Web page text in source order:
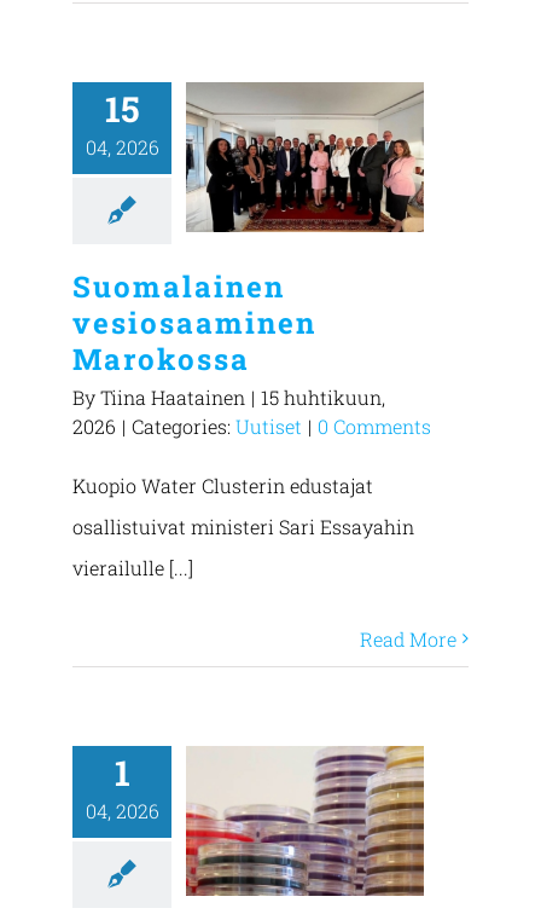
15
04, 2026
Suomalainen
vesiosaaminen
Marokossa
ByTiina Haatainen | 15 huhtikuun,
2026 | Categories: Uutiset | 0 Comments
Kuopio Water Clusterin edustajat
osallistuivat ministeri Sari Essayahin
vierailulle [...]
Read More
1
04, 2026